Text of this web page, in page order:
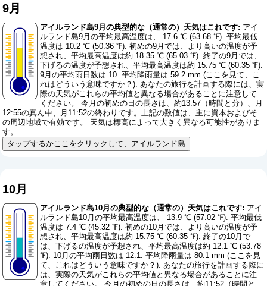
9月
アイルランド島9月の典型的な（通常の）天気はこれです: アイ
ルランド島9月の平均最高温度は、 17.6 ℃ (63.68 ℉). 平均最低
温度は 10.2 ℃ (50.36 ℉). 初めの9月では、より高いの温度が予
想され、平均最高温度は約 18.35 ℃ (65.03 ℉). 終了の9月では、
下げるの温度が予想され、平均最高温度は約 15.75 ℃ (60.35 ℉).
9月の平均雨日数は 10. 平均降雨量は 59.2 mm ( ここを見て、こ
れはどういう意味ですか？). あなたの旅行を計画する際には、実
際の天気がこれらの平均値と異なる場合があることに注意して
ください。 今月の初めの日の長さは、約13:57（時間と分）、月
12:55の真ん中、月11:52の終わりです。上記の数値は、主に資本およびそ
の周辺地域で有効です。 天気は標高によって大きく異なる可能性がありま
す。
タップするかここをクリックして、アイルランド島
10月
アイルランド島10月の典型的な（通常の）天気はこれです: アイ
ルランド島10月の平均最高温度は、 13.9 ℃ (57.02 ℉). 平均最低
温度は 7.4 ℃ (45.32 ℉). 初めの10月では、より高いの温度が予
想され、平均最高温度は約 15.75 ℃ (60.35 ℉). 終了の10月で
は、下げるの温度が予想され、平均最高温度は約 12.1 ℃ (53.78
℉). 10月の平均雨日数は 12.1. 平均降雨量は 80.1 mm (ここを見
て、これはどういう意味ですか？). あなたの旅行を計画する際に
は、実際の天気がこれらの平均値と異なる場合があることに注
意してください。 今月の初めの日の長さは、約11:52（時間と